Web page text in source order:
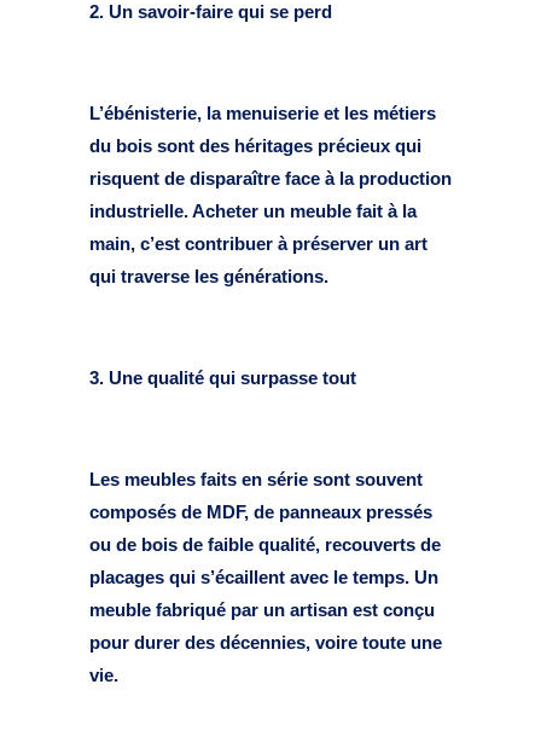
2. Un savoir-faire qui se perd
L’ébénisterie, la menuiserie et les métiers
du bois sont des héritages précieux qui
risquent de disparaître face à la production
industrielle. Acheter un meuble fait à la
main, c’est contribuer à préserver un art
qui traverse les générations.
3. Une qualité qui surpasse tout
Les meubles faits en série sont souvent
composés de MDF, de panneaux pressés
ou de bois de faible qualité, recouverts de
placages qui s’écaillent avec le temps. Un
meuble fabriqué par un artisan est conçu
pour durer des décennies, voire toute une
vie.